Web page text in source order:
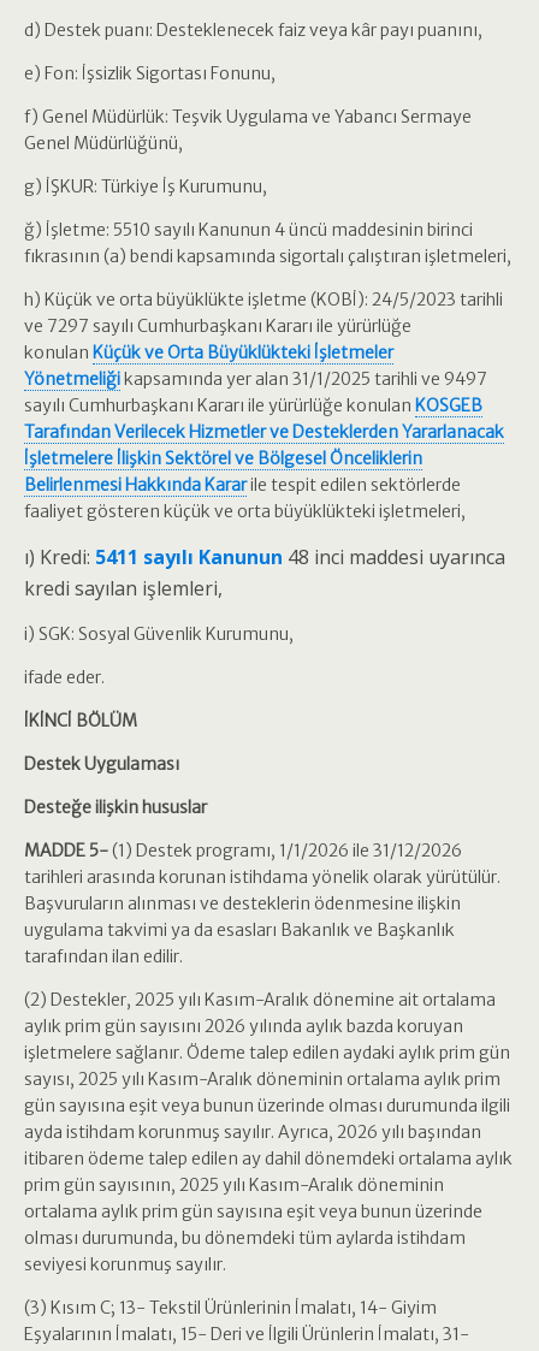
d) Destek puanı: Desteklenecek faiz veya kâr payı puanını,
e) Fon: İşsizlik Sigortası Fonunu,
f) Genel Müdürlük: Teşvik Uygulama ve Yabancı Sermaye
Genel Müdürlüğünü,
g) İŞKUR: Türkiye İş Kurumunu,
ğ) İşletme: 5510 sayılı Kanunun 4 üncü maddesinin birinci
fıkrasının (a) bendi kapsamında sigortalı çalıştıran işletmeleri,
h) Küçük ve orta büyüklükte işletme (KOBİ): 24/5/2023 tarihli
ve 7297 sayılı Cumhurbaşkanı Kararı ile yürürlüğe
konulan Küçük ve Orta Büyüklükteki İşletmeler
Yönetmeliğikapsamında yer alan 31/1/2025 tarihli ve 9497
sayılı Cumhurbaşkanı Kararı ile yürürlüğe konulan KOSGEB
Tarafından Verilecek Hizmetler ve Desteklerden Yararlanacak
İşletmelere İlişkin Sektörel ve Bölgesel Önceliklerin
Belirlenmesi Hakkında Kararile tespit edilen sektörlerde
faaliyet gösteren küçük ve orta büyüklükteki işletmeleri,
ı) Kredi: 5411 sayılı Kanunun 48 inci maddesi uyarınca
kredi sayılan işlemleri,
i) SGK: Sosyal Güvenlik Kurumunu,
ifade eder.
İKİNCİ BÖLÜM
Destek Uygulaması
Desteğe ilişkin hususlar
MADDE 5-(1) Destek programı, 1/1/2026 ile 31/12/2026
tarihleri arasında korunan istihdama yönelik olarak yürütülür.
Başvuruların alınması ve desteklerin ödenmesine ilişkin
uygulama takvimi ya da esasları Bakanlık ve Başkanlık
tarafından ilan edilir.
(2) Destekler, 2025 yılı Kasım-Aralık dönemine ait ortalama
aylık prim gün sayısını 2026 yılında aylık bazda koruyan
işletmelere sağlanır. Ödeme talep edilen aydaki aylık prim gün
sayısı, 2025 yılı Kasım-Aralık döneminin ortalama aylık prim
gün sayısına eşit veya bunun üzerinde olması durumunda ilgili
ayda istihdam korunmuş sayılır. Ayrıca, 2026 yılı başından
itibaren ödeme talep edilen ay dahil dönemdeki ortalama aylık
prim gün sayısının, 2025 yılı Kasım-Aralık döneminin
ortalama aylık prim gün sayısına eşit veya bunun üzerinde
olması durumunda, bu dönemdeki tüm aylarda istihdam
seviyesi korunmuş sayılır.
(3) Kısım C; 13- Tekstil Ürünlerinin İmalatı, 14- Giyim
Eşyalarının İmalatı, 15- Deri ve İlgili Ürünlerin İmalatı, 31-